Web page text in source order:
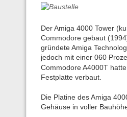
Der Amiga 4000 Tower
Commodore gebaut
gründete Amiga
jedoch mit einer 060
Commodore A4000T
Festplatte verbaut.
Die Platine des Amiga
Gehäuse in voller